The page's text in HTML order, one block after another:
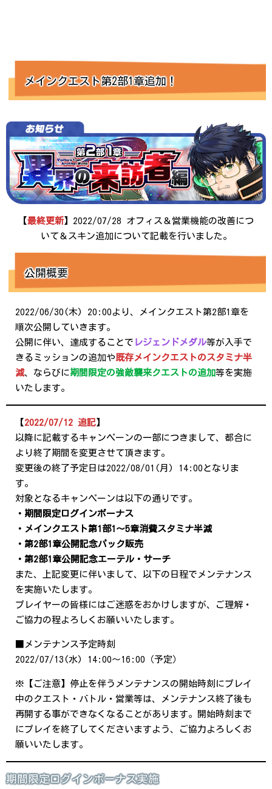
メインクエスト第2部1章追加！
【最終更新】2022/07/28 オフィス＆営業機能の改善につ
いて＆スキン追加について記載を行いました。
公開概要
2022/06/30(木) 20:00より、メインクエスト第2部1章を
順次公開していきます。
公開に伴い、達成することで レジェンドメダル等が入手で
きるミッションの追加や既存メインクエストのスタミナ半
減、ならびに期間限定の強敵襲来クエストの追加等を実施
いたします。
【 2022/07/12 追記】
以降に記載するキャンペーンの一部につきまして、都合に
より終了期間を変更させて頂きます。
変更後の終了予定日は2022/08/01(月) 14:00となりま
す。
対象となるキャンペーンは以下の通りです。
・期間限定ログインボーナス
・メインクエスト第1部1～5章消費スタミナ半減
・第2部1章公開記念パック販売
・第2部1章公開記念エーテル・サーチ
また、上記変更に伴いまして、以下の日程でメンテナンス
を実施いたします。
プレイヤーの皆様にはご迷惑をおかけしますが、ご理解・
ご協力の程よろしくお願いいたします。
■メンテナンス予定時刻
2022/07/13(水) 14:00～16:00（予定）
※【ご注意】停止を伴うメンテナンスの開始時刻にプレイ
中のクエスト・バトル・営業等は、メンテナンス終了後も
再開する事ができなくなることがあります。開始時刻まで
にプレイを終了してくださいますよう、ご協力よろしくお
願いいたします。
期間限定ログインボーナス実施